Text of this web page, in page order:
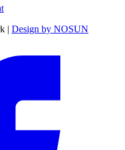
| Design by NOSUN